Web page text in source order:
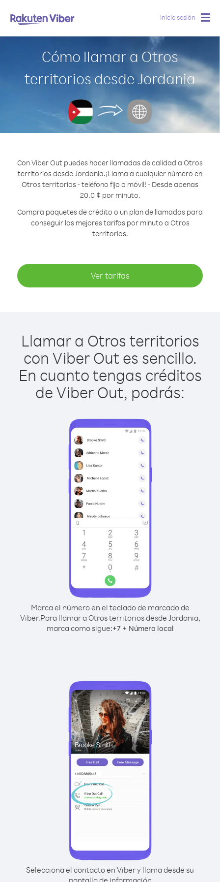
Inicie sesión
Cómo llamar a Otros
territorios desde Jordania
Con Viber Out puedes hacer llamadas de calidad a Otros
territorios desde Jordania.¡Llama a cualquier número en
Otros territorios - teléfono fijo o móvil! - Desde apenas
20.0 ¢ por minuto.
Compra paquetes de crédito o un plan de llamadas para
conseguir las mejores tarifas por minuto a Otros
territorios.
Ver tarifas
Llamar a Otros territorios
con Viber Out es sencillo.
En cuanto tengas créditos
de Viber Out, podrás:
Marca el número en el teclado de marcado de
Viber.Para llamar a Otros territorios desde Jordania,
marca como sigue:+7+ Número local
Selecciona el contacto en Viber y llama desde su
pantalla de información